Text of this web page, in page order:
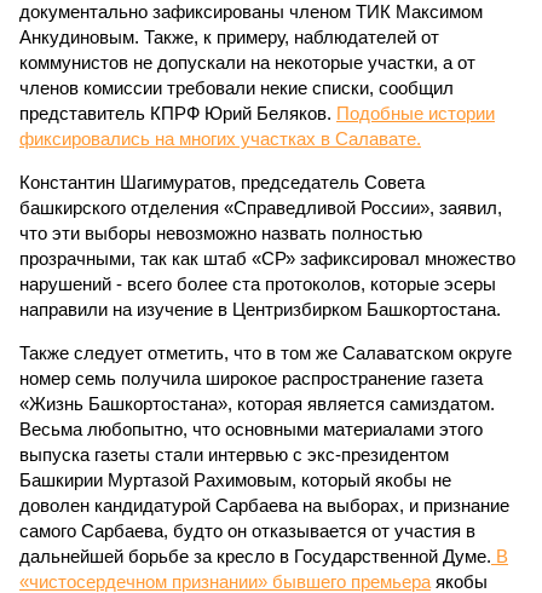
документально зафиксированы членом ТИК Максимом
Анкудиновым. Также, к примеру, наблюдателей от
коммунистов не допускали на некоторые участки, а от
членов комиссии требовали некие списки, сообщил
представитель КПРФ Юрий Беляков. Подобные истории
фиксировались на многих участках в Салавате.
Константин Шагимуратов, председатель Совета
башкирского отделения «Справедливой России», заявил,
что эти выборы невозможно назвать полностью
прозрачными, так как штаб «СР» зафиксировал множество
нарушений - всего более ста протоколов, которые эсеры
направили на изучение в Центризбирком Башкортостана.
Также следует отметить, что в том же Салаватском округе
номер семь получила широкое распространение газета
«Жизнь Башкортостана», которая является самиздатом.
Весьма любопытно, что основными материалами этого
выпуска газеты стали интервью с экс-президентом
Башкирии Муртазой Рахимовым, который якобы не
доволен кандидатурой Сарбаева на выборах, и признание
самого Сарбаева, будто он отказывается от участия в
дальнейшей борьбе за кресло в Государственной Думе. В
«чистосердечном признании» бывшего премьера якобы